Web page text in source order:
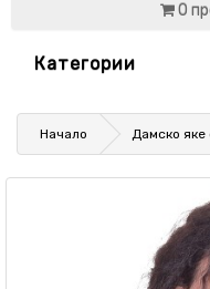
0
Категории
Начало Дамско яке